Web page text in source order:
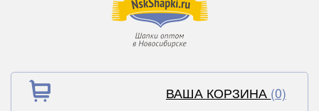
ВАША КОРЗИНА (0)